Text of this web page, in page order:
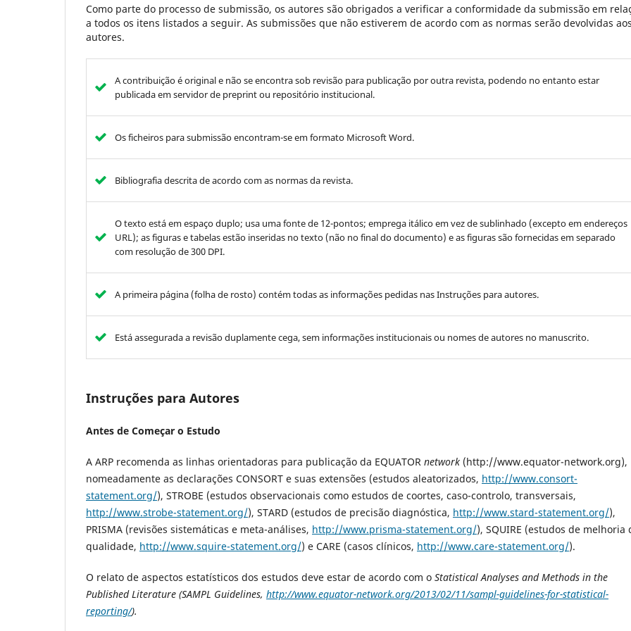
Como parte do processo de submissão, os autores são obrigados a verificar a conformidade da submissão em
a todos os itens listados a seguir. As submissões que não estiverem de acordo com as normas serão devolvidas
autores.
A contribuição é original e não se encontra sob revisão para publicação por outra revista, podendo no entanto estar
publicada em servidor de preprint ou repositório institucional.
Os ficheiros para submissão encontram-se em formato Microsoft Word.
Bibliografia descrita de acordo com as normas da revista.
O texto está em espaço duplo; usa uma fonte de 12-pontos; emprega itálico em vez de sublinhado (excepto em endereços
URL); as figuras e tabelas estão inseridas no texto (não no final do documento) e as figuras são fornecidas em separado
com resolução de 300 DPI.
A primeira página (folha de rosto) contém todas as informações pedidas nas Instruções para autores.
Está assegurada a revisão duplamente cega, sem informações institucionais ou nomes de autores no manuscrito.
Instruções para Autores
Antes de Começar o Estudo
A ARP recomenda as linhas orientadoras para publicação da EQUATOR network (http://www.equator-network.org),
nomeadamente as declarações CONSORT e suas extensões (estudos aleatorizados, http://www.consort-
statement.org/), STROBE (estudos observacionais como estudos de coortes, caso-controlo, transversais,
http://www.strobe-statement.org/), STARD (estudos de precisão diagnóstica, http://www.stard-statement.org/),
PRISMA (revisões sistemáticas e meta-análises, http://www.prisma-statement.org/), SQUIRE (estudos de melhoria
qualidade, http://www.squire-statement.org/) e CARE (casos clínicos, http://www.care-statement.org/).
O relato de aspectos estatísticos dos estudos deve estar de acordo com o Statistical Analyses and Methods in the
Published Literature (SAMPL Guidelines, http://www.equator-network.org/2013/02/11/sampl-guidelines-for-statistical-
reporting/).